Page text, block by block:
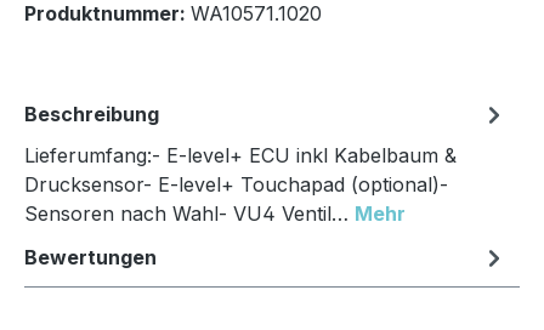
Produktnummer: WA10571.1020
Beschreibung
Lieferumfang:- E-level+ ECU inkl Kabelbaum &
Drucksensor- E-level+ Touchapad (optional)-
Sensoren nach Wahl- VU4 Ventil… Mehr
Bewertungen